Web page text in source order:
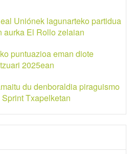
Uniónek lagunarteko partidua
aurka El Rollo zelaian
puntuazioa eman diote
2025ean
du denboraldia piraguismo
Txapelketan